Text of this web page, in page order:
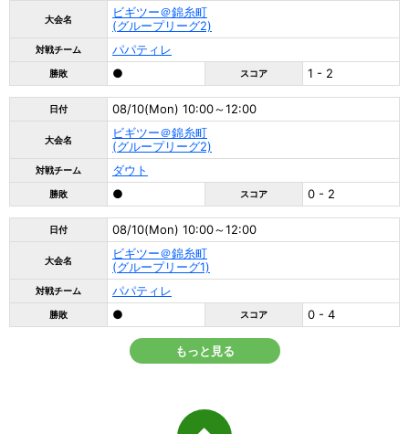
大会名
ビギツー＠錦糸町
(グループリーグ2)
対戦チーム パパティレ
勝敗 ● スコア 1 - 2
日付 08/10(Mon) 10:00～12:00
大会名
ビギツー＠錦糸町
(グループリーグ2)
対戦チーム ダウト
勝敗 ● スコア 0 - 2
日付 08/10(Mon) 10:00～12:00
大会名
ビギツー＠錦糸町
(グループリーグ1)
対戦チーム パパティレ
勝敗 ● スコア 0 - 4
もっと見る